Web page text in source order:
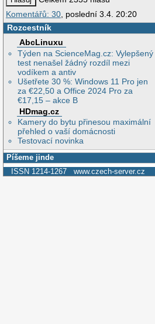
Komentářů: 30, poslední 3.4. 20:20
Rozcestník
AbcLinuxu
Týden na ScienceMag.cz: Vylepšený
test nenašel žádný rozdíl mezi
vodíkem a antiv
Ušetřete 30 %: Windows 11 Pro jen
za €22,50 a Office 2024 Pro za
€17,15 – akce B
HDmag.cz
Kamery do bytu přinesou maximální
přehled o vaší domácnosti
Testovací novinka
Píšeme jinde
ISSN 1214-1267 www.czech-server.cz